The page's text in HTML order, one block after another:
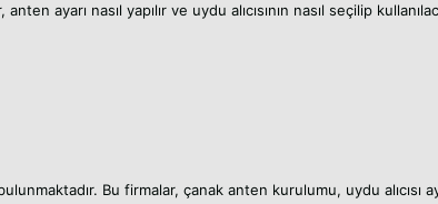
ayarı nasıl yapılır ve uydu alıcısının nasıl seçilip
Bu firmalar, çanak anten kurulumu, uydu alıcısı